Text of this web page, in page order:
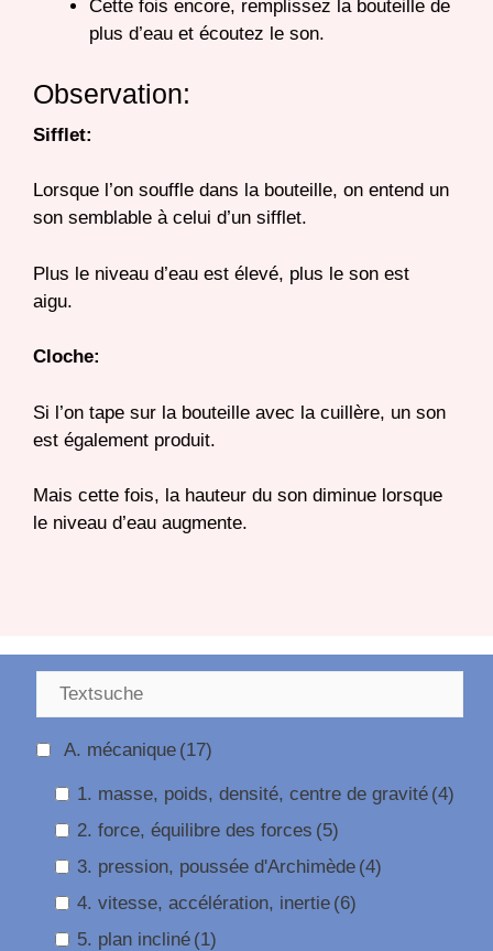
Cette fois encore, remplissez la bouteille de
plus d’eau et écoutez le son.
Observation:
Sifflet:
Lorsque l’on souffle dans la bouteille, on entend un
son semblable à celui d’un sifflet.
Plus le niveau d’eau est élevé, plus le son est
aigu.
Cloche:
Si l’on tape sur la bouteille avec la cuillère, un son
est également produit.
Mais cette fois, la hauteur du son diminue lorsque
le niveau d’eau augmente.
A. mécanique (17)
1. masse, poids, densité, centre de gravité (4)
2. force, équilibre des forces (5)
3. pression, poussée d'Archimède (4)
4. vitesse, accélération, inertie (6)
5. plan incliné (1)